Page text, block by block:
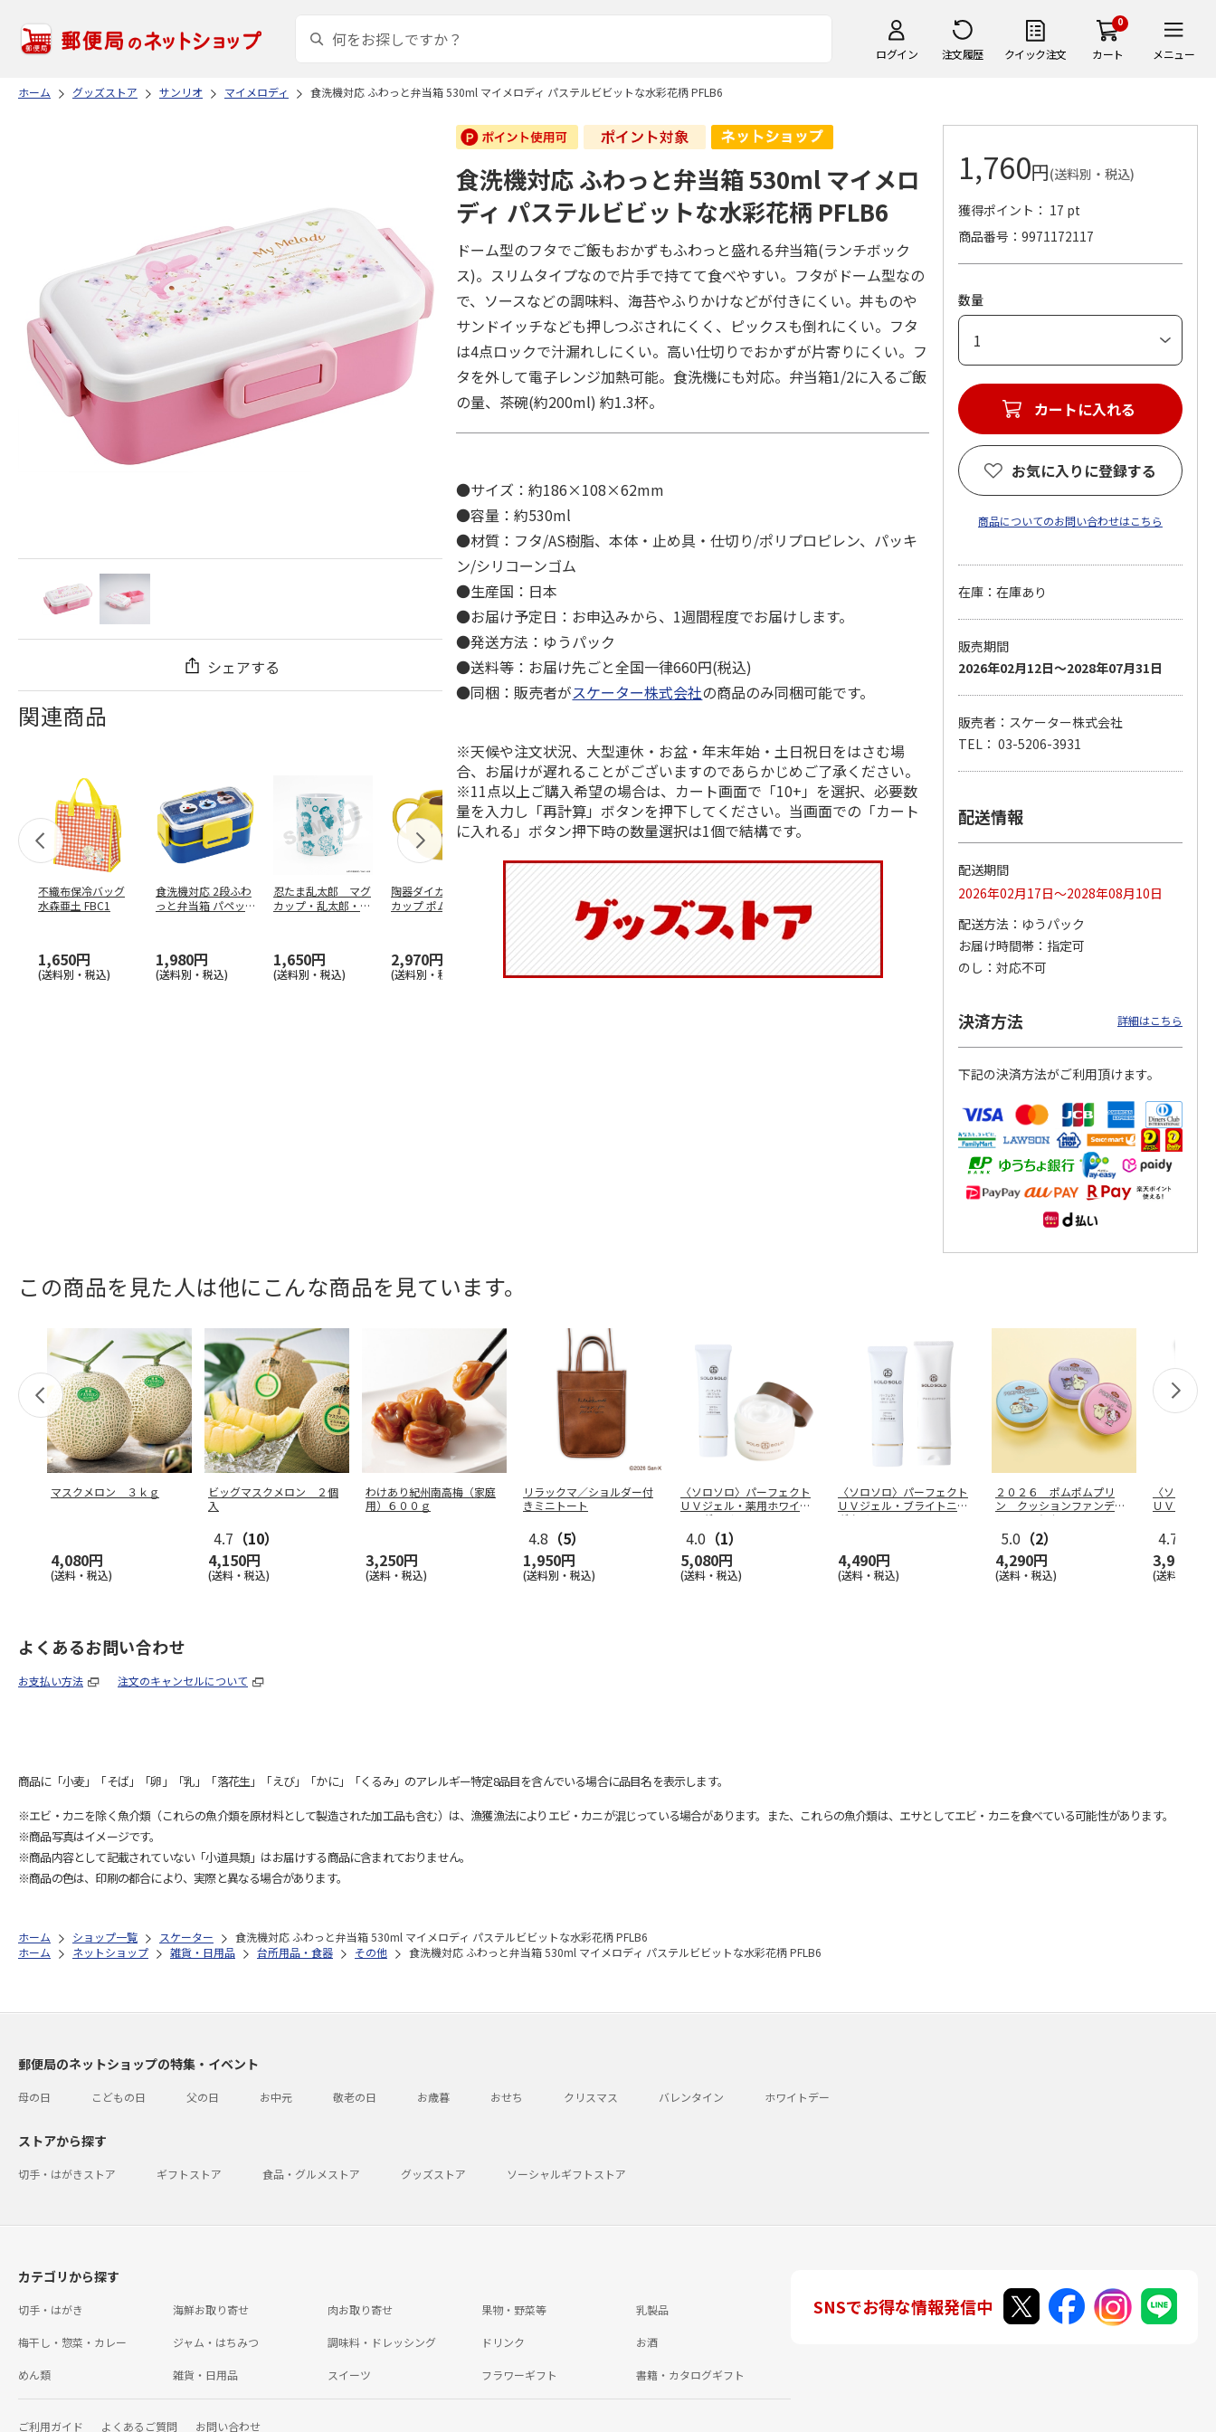
ログイン 注文履歴 クイック注文
0
カート メニュー
ホーム グッズストア サンリオ マイメロディ 食洗機対応 ふわっと弁当箱 530ml マイメロディ パステルビビットな水彩花柄 PFLB6
シェアする
関連商品
不織布保冷バッグ
水森亜土 FBC1
1,650円
(送料別・税込)
食洗機対応 2段ふわ
っと弁当箱 パペッ
1,980円
(送料別・税込)
忍たま乱太郎 マグ
カップ・乱太郎・き
1,650円
(送料別・税込)
陶器ダイカットマグ
カップ ポムポムプ
2,970円
(送料別・税込)
抗菌食洗機対応 ふ
わっと弁当箱 530ml
…
1,760円
(送料別・税込)
ふわっとフタタイト
ランチボックス角型
パペットスンスン
R…
1,485円
(送料別・税込)
マスコット入りドリ
ンクボトル ハロー
キティ PSPR5MC
3,300円
(送料別・税込)
コーデュロイ生地ラ
2,200円
(送料別・税込)
マスコット付箸・箸
支箸 ポムポムプ…
1,320円
(送料別・税込)
八角形ステンレスマ
食洗機対応 ふわっと弁当箱 530ml マイメロ
ディ パステルビビットな水彩花柄 PFLB6
ドーム型のフタでご飯もおかずもふわっと盛れる弁当箱(ランチボック
ス)。スリムタイプなので片手で持てて食べやすい。フタがドーム型なの
で、ソースなどの調味料、海苔やふりかけなどが付きにくい。丼ものや
サンドイッチなども押しつぶされにくく、ピックスも倒れにくい。フタ
は4点ロックで汁漏れしにくい。高い仕切りでおかずが片寄りにくい。フ
タを外して電子レンジ加熱可能。食洗機にも対応。弁当箱1/2に入るご飯
の量、茶碗(約200ml) 約1.3杯。
●サイズ：約186×108×62mm
●容量：約530ml
●材質：フタ/AS樹脂、本体・止め具・仕切り/ポリプロピレン、パッキ
ン/シリコーンゴム
●生産国：日本
●お届け予定日：お申込みから、1週間程度でお届けします。
●発送方法：ゆうパック
●送料等：お届け先ごと全国一律660円(税込)
●同梱：販売者がスケーター株式会社の商品のみ同梱可能です。
※天候や注文状況、大型連休・お盆・年末年始・土日祝日をはさむ場
合、お届けが遅れることがございますのであらかじめご了承ください。
※11点以上ご購入希望の場合は、カート画面で「10+」を選択、必要数
量を入力し「再計算」ボタンを押下してください。当画面での「カート
に入れる」ボタン押下時の数量選択は1個で結構です。
1,760円(送料別・税込)
獲得ポイント： 17 pt
商品番号
9971172117
数量
カートに入れる
お気に入りに登録する
商品についてのお問い合わせはこちら
在庫：在庫あり
販売期間
2026年02月12日～2028年07月31日
販売者：スケーター株式会社
TEL： 03-5206-3931
配送情報
配送期間
2026年02月17日～2028年08月10日
配送方法
ゆうパック
お届け時間帯
指定可
のし
対応不可
決済方法 詳細はこちら
下記の決済方法がご利用頂けます。
この商品を見た人は他にこんな商品を見ています。
マスクメロン ３ｋｇ
4,080円
(送料・税込)
ビッグマスクメロン ２個
入
4.7 （10）
4,150円
(送料・税込)
わけあり紀州南高梅（家庭
用）６００ｇ
3,250円
(送料・税込)
リラックマ／ショルダー付
きミニトート
4.8 （5）
1,950円
(送料別・税込)
〈ソロソロ〉パーフェクト
ＵＶジェル・薬用ホワイト
ニングモイ
4.0 （1）
5,080円
(送料・税込)
〈ソロソロ〉パーフェクト
ＵＶジェル・ブライトニン
グクリアＩ
4,490円
(送料・税込)
２０２６ ポムポムプリ
ン クッションファンデー
ション３個セ
5.0 （2）
4,290円
(送料・税込)
〈ソロソロ
ＵＶジェル
4.7
3,980円
(送料・税込)
よくあるお問い合わせ
お支払い方法 注文のキャンセルについて
商品に「小麦」「そば」「卵」「乳」「落花生」「えび」「かに」「くるみ」のアレルギー特定8品目を含んでいる場合に品目名を表示します。
※エビ・カニを除く魚介類（これらの魚介類を原材料として製造された加工品も含む）は、漁獲漁法によりエビ・カニが混じっている場合があります。また、これらの魚介類は、エサとしてエビ・カニを食べている可能性があります。
※商品写真はイメージです。
※商品内容として記載されていない「小道具類」はお届けする商品に含まれておりません。
※商品の色は、印刷の都合により、実際と異なる場合があります。
ホーム ショップ一覧 スケーター
食洗機対応 ふわっと弁当箱 530ml マイメロディ パステルビビットな水彩花柄 PFLB6
ホーム
ネットショップ 雑貨・日用品 台所用品・食器 その他 食洗機対応 ふわっと弁当箱 530ml マイメロディ パステルビビットな水彩花柄 PFLB6
郵便局のネットショップの特集・イベント
母の日 こどもの日 父の日 お中元 敬老の日 お歳暮 おせち クリスマス バレンタイン ホワイトデー
ストアから探す
切手・はがきストア ギフトストア 食品・グルメストア グッズストア ソーシャルギフトストア
カテゴリから探す
切手・はがき 海鮮お取り寄せ 肉お取り寄せ 果物・野菜等 乳製品
梅干し・惣菜・カレー ジャム・はちみつ 調味料・ドレッシング ドリンク お酒
めん類 雑貨・日用品 スイーツ フラワーギフト 書籍・カタログギフト
ご利用ガイド よくあるご質問 お問い合わせ
SNSでお得な情報発信中